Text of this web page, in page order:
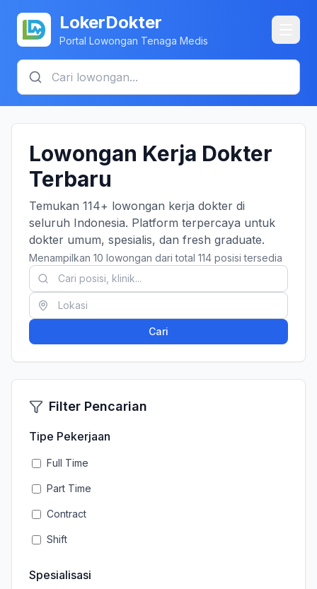
LokerDokter
Portal Lowongan Tenaga Medis
Lowongan Kerja Dokter
Terbaru
Temukan 114+ lowongan kerja dokter di
seluruh Indonesia. Platform terpercaya untuk
dokter umum, spesialis, dan fresh graduate.
Menampilkan 10 lowongan dari total 114 posisi tersedia
Cari
Filter Pencarian
Tipe Pekerjaan
Full Time
Part Time
Contract
Shift
Spesialisasi